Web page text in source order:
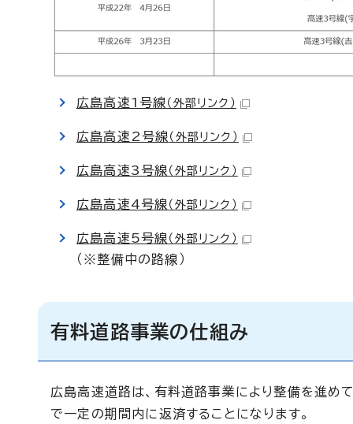
広島高速1号線 （外部リンク）
広島高速2号線 （外部リンク）
広島高速3号線 （外部リンク）
広島高速4号線 （外部リンク）
広島高速5号線 （外部リンク）
（※整備中の路線）
有料道路事業の仕組み
広島高速道路は、有料道路事業により整備を進め
で一定の期間内に返済することになります。